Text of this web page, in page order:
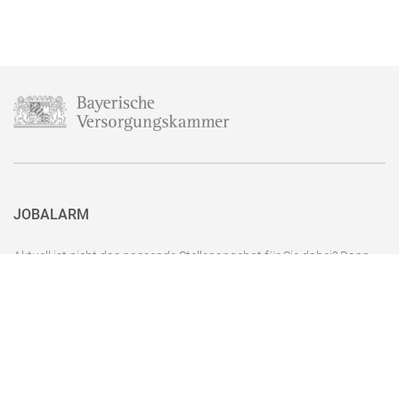
JOBALARM
Aktuell ist nicht das passende Stellenangebot für Sie dabei? Dann